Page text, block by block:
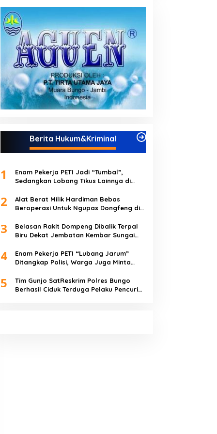
Berita Hukum&Kriminal
1
Enam Pekerja PETI Jadi “Tumbal”,
Sedangkan Lobang Tikus Lainnya di
Beroperasi
2
Alat Berat Milik Hardiman Bebas
Beroperasi Untuk Ngupas Dongfeng di
3
Belasan Rakit Dompeng Dibalik Terpal
Biru Dekat Jembatan Kembar Sungai
4
Enam Pekerja PETI “Lubang Jarum”
Ditangkap Polisi, Warga Juga Minta
5
Tim Gunjo SatReskrim Polres Bungo
Berhasil Ciduk Terduga Pelaku Pencuri